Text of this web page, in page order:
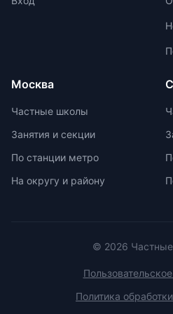
Москва
Частные школы
Занятия и секции
По станции метро
На округу и району
© 2026
Политика